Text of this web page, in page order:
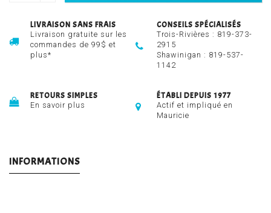
LIVRAISON SANS FRAIS
Livraison gratuite sur les
commandes de 99$ et
plus*
CONSEILS SPÉCIALISÉS
Trois-Rivières : 819-373-
2915
Shawinigan : 819-537-
1142
RETOURS SIMPLES
En savoir plus
ÉTABLI DEPUIS 1977
Actif et impliqué en
Mauricie
INFORMATIONS